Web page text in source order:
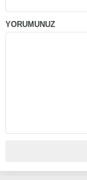
YORUMUNUZ